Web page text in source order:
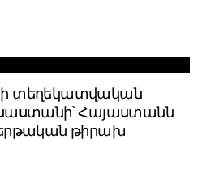
տեղեկատվական
Հայաստանն
թիրախ